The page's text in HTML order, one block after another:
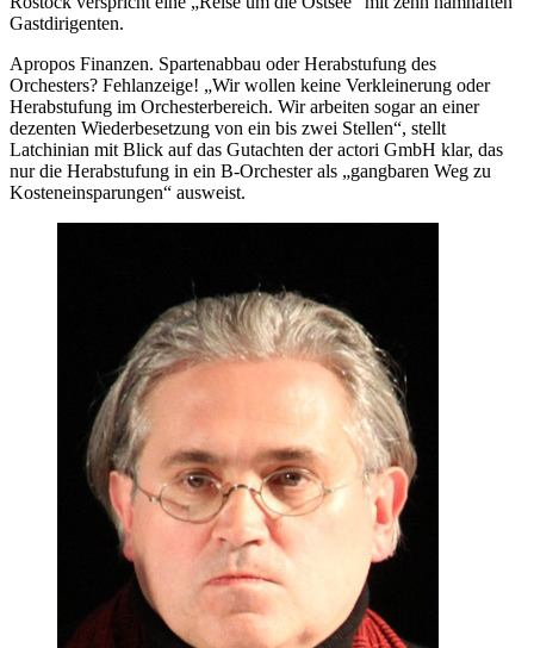
Gastdirigenten.
Apropos Finanzen. Spartenabbau oder Herabstufung des
Orchesters? Fehlanzeige! „Wir wollen keine Verkleinerung oder
Herabstufung im Orchesterbereich. Wir arbeiten sogar an einer
dezenten Wiederbesetzung von ein bis zwei Stellen“, stellt
Latchinian mit Blick auf das Gutachten der actori GmbH klar, das
nur die Herabstufung in ein B-Orchester als „gangbaren Weg zu
Kosteneinsparungen“ ausweist.